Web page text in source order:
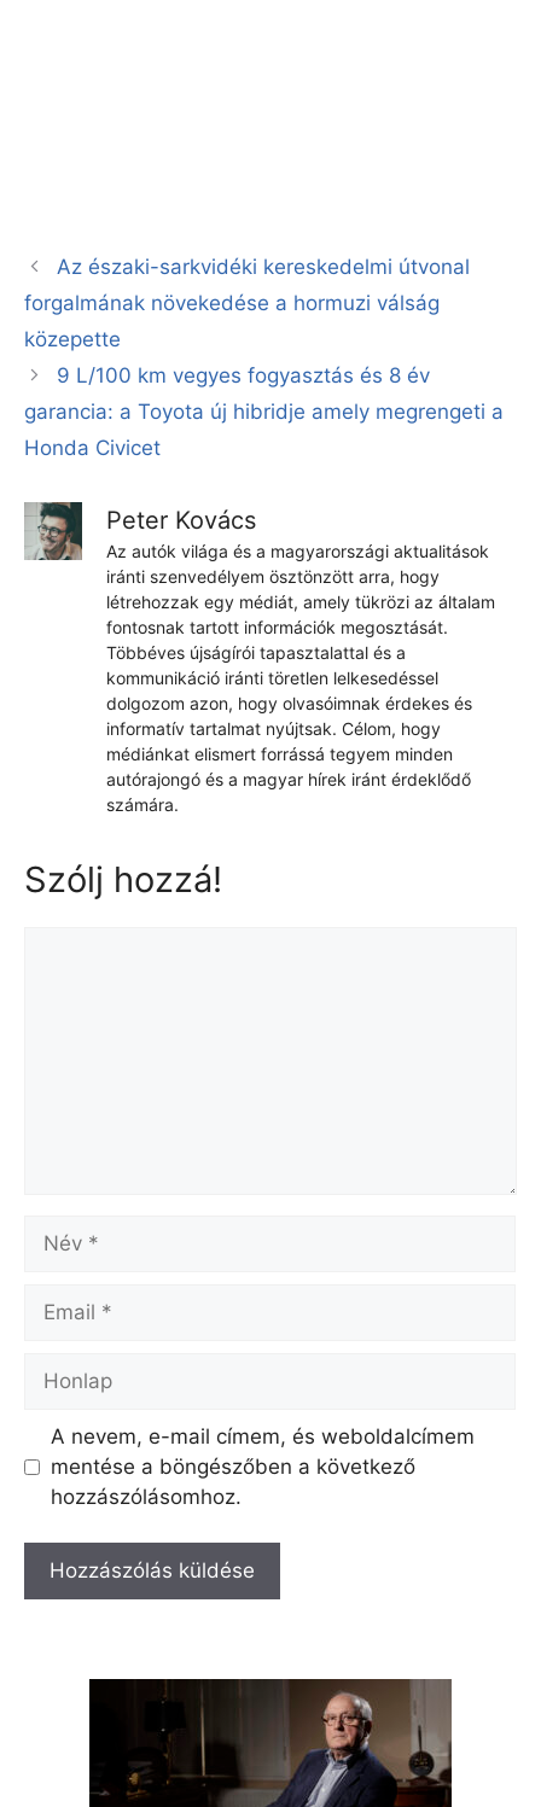
Az északi-sarkvidéki kereskedelmi útvonal
forgalmának növekedése a hormuzi válság
közepette
9 L/100 km vegyes fogyasztás és 8 év
garancia: a Toyota új hibridje amely megrengeti a
Honda Civicet
Peter Kovács
Az autók világa és a magyarországi aktualitások
iránti szenvedélyem ösztönzött arra, hogy
létrehozzak egy médiát, amely tükrözi az általam
fontosnak tartott információk megosztását.
Többéves újságírói tapasztalattal és a
kommunikáció iránti töretlen lelkesedéssel
dolgozom azon, hogy olvasóimnak érdekes és
informatív tartalmat nyújtsak. Célom, hogy
médiánkat elismert forrássá tegyem minden
autórajongó és a magyar hírek iránt érdeklődő
számára.
Szólj hozzá!
A nevem, e-mail címem, és weboldalcímem
mentése a böngészőben a következő
hozzászólásomhoz.